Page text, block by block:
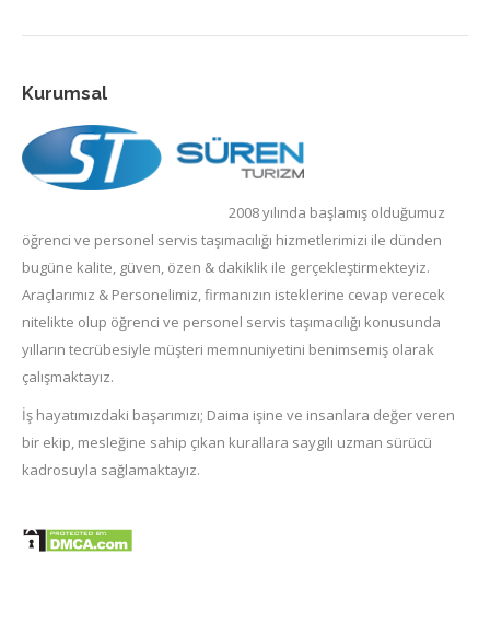
Kurumsal
2008 yılında başlamış olduğumuz
öğrenci ve personel servis taşımacılığı hizmetlerimizi ile dünden
bugüne kalite, güven, özen & dakiklik ile gerçekleştirmekteyiz.
Araçlarımız & Personelimiz, firmanızın isteklerine cevap verecek
nitelikte olup öğrenci ve personel servis taşımacılığı konusunda
yılların tecrübesiyle müşteri memnuniyetini benimsemiş olarak
çalışmaktayız.
İş hayatımızdaki başarımızı; Daima işine ve insanlara değer veren
bir ekip, mesleğine sahip çıkan kurallara saygılı uzman sürücü
kadrosuyla sağlamaktayız.